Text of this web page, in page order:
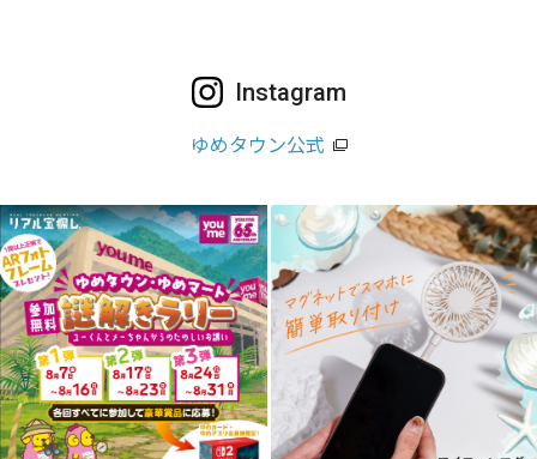
Instagram
ゆめタウン公式